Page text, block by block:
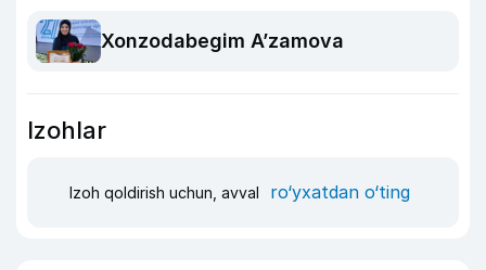
Xonzodabegim A’zamova
Izohlar
Izoh qoldirish uchun, avval ro‘yxatdan o‘ting